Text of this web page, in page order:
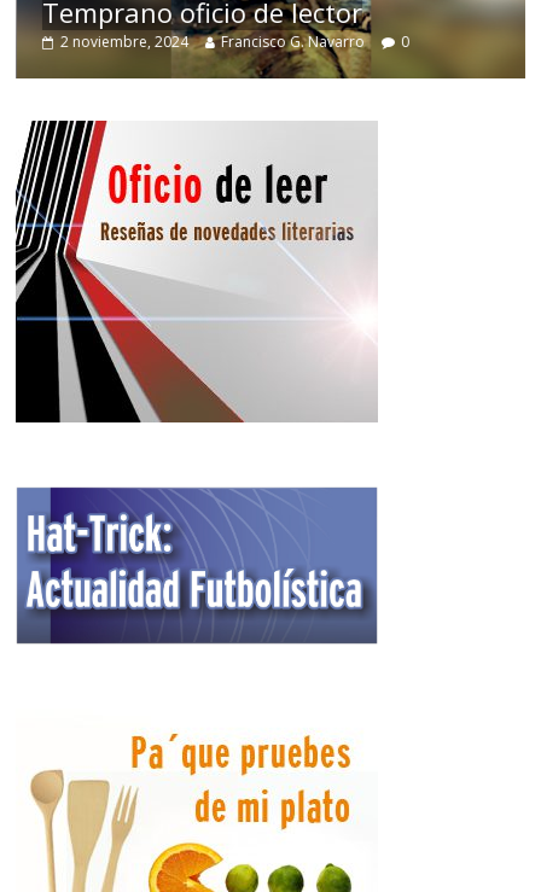
Temprano oficio de lector
2 noviembre, 2024 Francisco G. Navarro 0